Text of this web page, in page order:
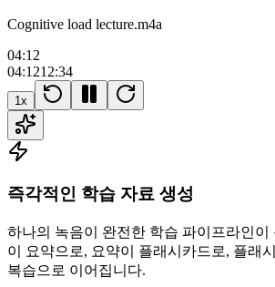
Cognitive load lecture.m4a
04:12
04:1212:34
1x
즉각적인 학습 자료 생성
하나의 녹음이 완전한 학습 파이프라인이
이 요약으로, 요약이 플래시카드로, 플래
복습으로 이어집니다.